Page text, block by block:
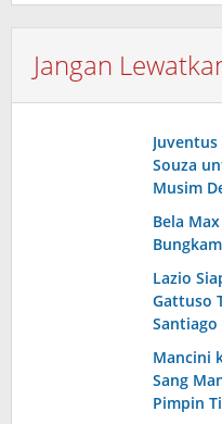
Jangan
Souza
Musim
Bela
Lazio
Gattuso
Santiago
Mancini
Sang
Pimpin